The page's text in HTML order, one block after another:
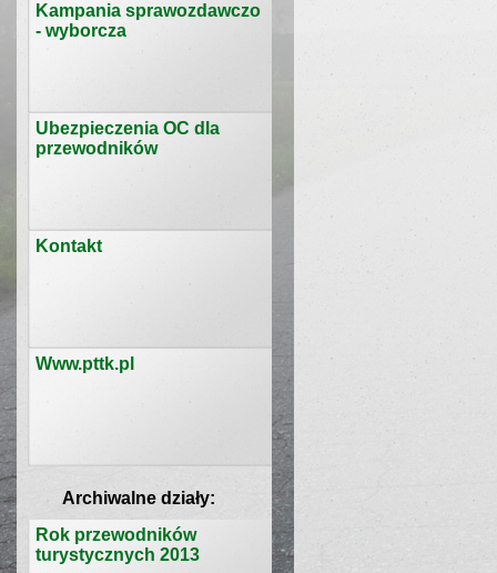
Kampania sprawozdawczo
- wyborcza
Ubezpieczenia OC dla
przewodników
Kontakt
Www.pttk.pl
Archiwalne działy:
Rok przewodników
turystycznych 2013